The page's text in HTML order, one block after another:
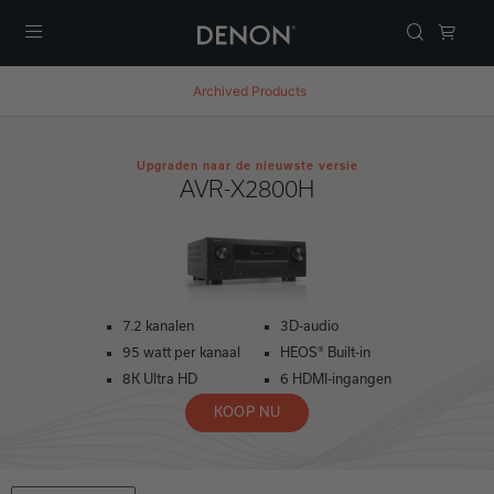
Archived Products
Upgraden naar de nieuwste versie
AVR-X2800H
7.2 kanalen
95 watt per kanaal
8K Ultra HD
3D-audio
HEOS® Built-in
6 HDMI-ingangen
KOOP NU